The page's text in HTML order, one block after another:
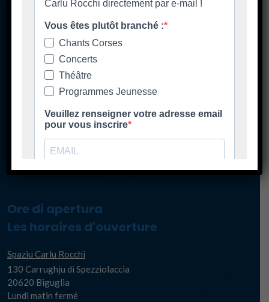
Piazza di l'Albore
Pè chjama ci - Contact
04 95 58 98 58
casacumuna@biguglia.corsica
Tenite vi à capu - Restez au courant
Ore di apertura
Les horaires d'ouverture
Spaziu Carlu Rocchi
130 Carrughju di Spezziolaccia
20620 Biguglia
Lundi matin fermé